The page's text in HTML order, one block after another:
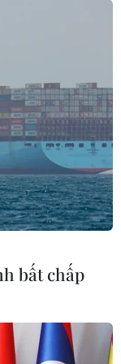
phạm quy chế bị
môn Toán có 11
điện thoại, 2 thí
bất chấp